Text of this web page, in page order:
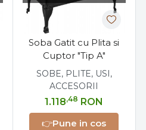
Soba Gatit cu Plita si
Cuptor "Tip A"
SOBE, PLITE, USI,
ACCESORII
1.118,48 RON
👉Pune in cos